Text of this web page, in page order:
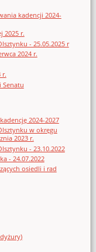
kadencji 2024-
2025 r.
- 25.05.2025 r
2024 r.
r.
Senatu
2024-2027
w okręgu
2023 r.
- 23.10.2022
- 24.07.2022
osiedli i rad